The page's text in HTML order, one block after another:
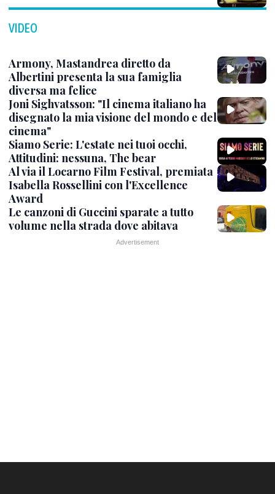
VIDEO
Armony, Mastandrea diretto da
Albertini presenta la sua famiglia
diversa ma felice
Joni Sighvatsson: "Il cinema italiano ha
disegnato la mia visione del mondo e del
cinema"
Siamo Serie: L'estate nei tuoi occhi,
Attitudini: nessuna, The bear
Al via il Locarno Film Festival, premiata
Isabella Rossellini con l'Excellence
Award
Le canzoni di Guccini sparate a tutto
volume nella strada dove abitava